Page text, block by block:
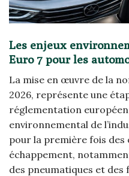
Les enjeux
Euro 7 pour les
La mise en œuvre de la
2026, représente une
réglementation
environnemental de
pour la première fois des
échappement,
des pneumatiques et